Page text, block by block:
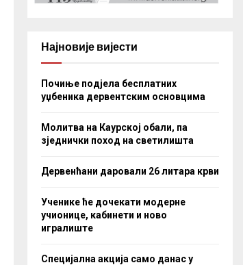
Најновије вијести
Почиње подјела бесплатних
уџбеника дервентским основцима
Молитва на Каурској обали, па
зједнички поход на светилишта
Дервенћани даровали 26 литара крви
Ученике ће дочекати модерне
учионице, кабинети и ново
игралиште
Специјална акција само данас у